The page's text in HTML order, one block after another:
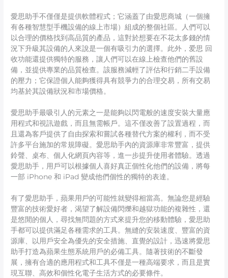
愛思助手不僅僅是提供軟體程式；它涵蓋了由愛思商城（一個擁
有各種智慧型手機設備的線上市場）組成的整個社區。人們可以
以合理的價格找到高品質的產品，這對於想要在不花太多錢的情
況下升級其設備的人來說是一個有吸引力的選擇。此外，爱思 回
收功能還提供獨特的服務，讓人們可以在線上檢查他們的舊設
備，並提供專業的品質檢查。該服務減輕了評估和行銷二手設備
的壓力；它保證個人能夠獲得具有競爭力的合理交易，所有交易
均基於其設備狀況和市場價格。
愛思助手最吸引人的元素之一是能夠以閃電般的速度安裝大量應
用程式和視訊遊戲，而且無需帳戶。這不僅改善了設置過程，而
且還為客戶提供了自由探索和嘗試各種替代方案的權利，而不受
許多平台施加的常規障礙。愛思助手內的資源庫非常豐富，提供
鈴聲、桌布、個人化網頁內容等，進一步提升使用者體驗。透過
愛思助手，用戶可以根據個人喜好真正個性化他們的設備，將每
一部 iPhone 和 iPad 變成他們個性的獨特的表達。
有了愛思助手，蘋果用戶的可能性就變得相當高。無論您是經驗
豐富的技術愛好者，渴望了解設備閃爍和越獄功能的複雜性，還
是悠閒的個人，尋找無問題的方式來提升您的移動體驗，愛思助
手都可以提供滿足各種需求的工具。無縫的安裝速度、豐富的資
源庫、以用戶安全為優先的安全措施、直覺的設計，迅速將愛思
助手打造為蘋果生態系統用戶的必備工具。隨著技術的不斷發
展，擁有合適的應用程式和工具不僅是一種高端要求，而且是實
現互聯、高效和個性化電子生活方式的必要條件。